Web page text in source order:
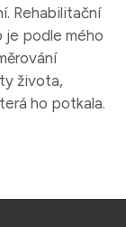
Rehabilitační
je podle mého
života,
ho potkala.